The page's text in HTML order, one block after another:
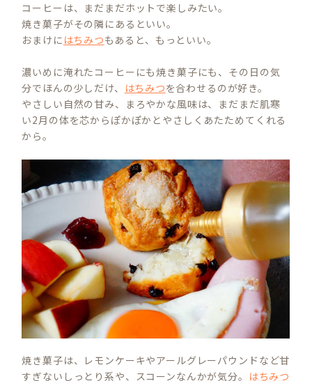
コーヒーは、まだまだホットで楽しみたい。
焼き菓子がその隣にあるといい。
おまけに はちみつもあると、もっといい。
濃いめに淹れたコーヒーにも焼き菓子にも、その日の気
分でほんの少しだけ、
はちみつを合わせるのが好き。
やさしい自然の甘み、まろやかな風味は、まだまだ肌寒
い2月の体を芯からぽかぽかとやさしくあたためてくれる
から。
焼き菓子は、レモンケーキやアールグレーパウンドなど甘
すぎないしっとり系や、スコーンなんかが気分。 はちみつ